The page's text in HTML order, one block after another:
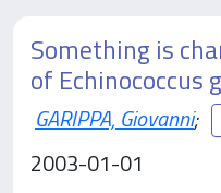
Something is
of Echinococcus
GARIPPA, Giovanni;
2003-01-01